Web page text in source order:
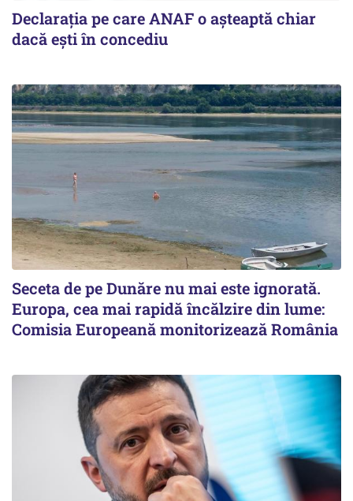
Declarația pe care ANAF o așteaptă chiar
dacă ești în concediu
Seceta de pe Dunăre nu mai este ignorată.
Europa, cea mai rapidă încălzire din lume:
Comisia Europeană monitorizează România